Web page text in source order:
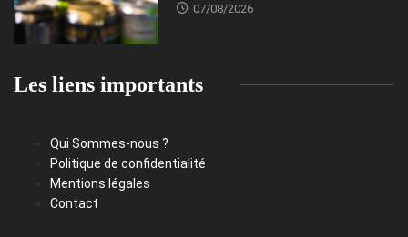
07/08/2026
Les liens importants
Qui Sommes-nous ?
Politique de confidentialité
Mentions légales
Contact